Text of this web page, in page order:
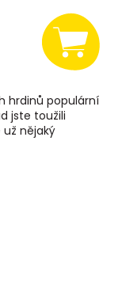
hrdinů populární
jste toužili
nějaký